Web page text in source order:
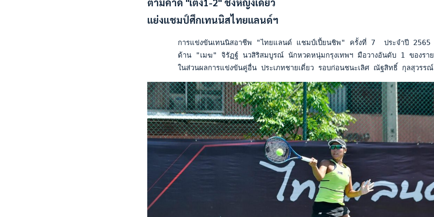
ตามคาด "เต็ง1-2" ชิงหญิงเดี่ยว
แย่งแชมป์ศึกเทนนิสไทยแลนด์ฯ
การแข่งขันเทนนิสอาชีพ "ไทยแลนด์ แชมป์เปี้ยนชิพ" ครั้งที่ 7  ประจำปี
ด้าน "เมฆ" จิรัฏฐ์ นวสิริสมบูรณ์ นักหวดหนุ่มกรุงเทพฯ มือวางอันดับ 1 ของรา
ในส่วนผลการแข่งขันคู่อื่น ประเภทชายเดี่ยว รอบก่อนชนะเลิศ ณัฐสิทธิ์ กุลสุวร